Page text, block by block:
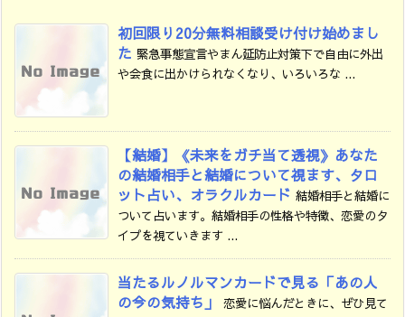
初回限り20分無料相談受け付け始めまし
た 緊急事態宣言やまん延防止対策下で自由に外出
や会食に出かけられなくなり、いろいろな ...
【結婚】《未来をガチ当て透視》あなた
の結婚相手と結婚について視ます、タロ
ット占い、オラクルカード 結婚相手と結婚に
ついて占います。結婚相手の性格や特徴、恋愛のタ
イプを視ていきます ...
当たるルノルマンカードで見る「あの人
の今の気持ち」
恋愛に悩んだときに、ぜひ見て